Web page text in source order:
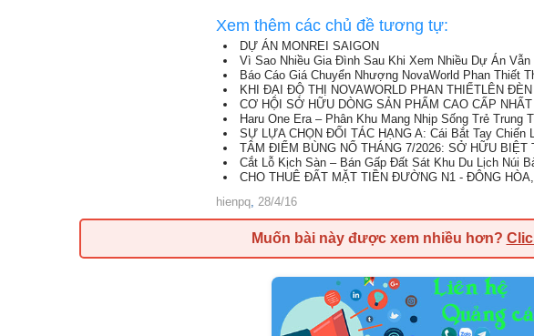
Xem thêm các chủ đề tương tự:
DỰ ÁN MONREI SAIGON
Vì Sao Nhiều Gia Đình Sau Khi Xem Nhiều Dự Án Vẫn
Báo Cáo Giá Chuyển Nhượng NovaWorld Phan Thiết
KHI ĐẠI ĐỘ THỊ NOVAWORLD PHAN THIẾTLÊN
CƠ HỘI SỞ HỮU DÒNG SẢN PHẨM CAO CẤP
Haru One Era – Phân Khu Mang Nhịp Sống Trẻ Trung
SỰ LỰA CHỌN ĐỐI TÁC HẠNG A: Cái Bắt Tay
TÂM ĐIỂM BÙNG NỔ THÁNG 7/2026: SỞ HỮU BIỆT
Cắt Lỗ Kịch Sàn – Bán Gấp Đất Sát Khu Du Lịch Núi
CHO THUÊ ĐẤT MẶT TIỀN ĐƯỜNG N1 - ĐÔNG
hienpq, 28/4/16
Muốn bài này được xem nhiều hơn?